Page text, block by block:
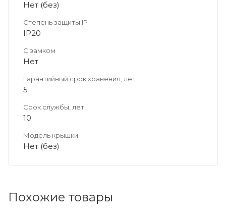
Нет (без)
Степень защиты IP
IP20
С замком
Нет
Гарантийный срок хранения, лет
5
Срок службы, лет
10
Модель крышки
Нет (без)
Похожие товары